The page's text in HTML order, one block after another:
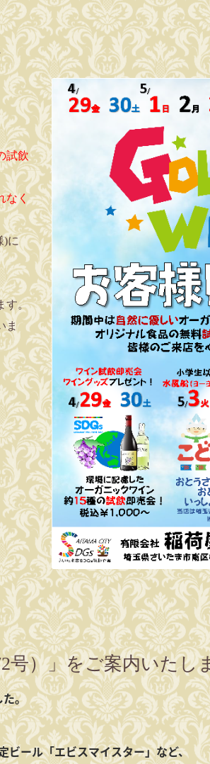
試飲
なく
)に
す。
ま
号）」をご案内いたし
た。
ビール「エビスマイスター」など、